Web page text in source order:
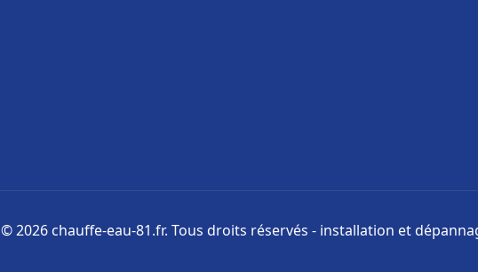
© 2026 chauffe-eau-81.fr. Tous droits réservés - installation et